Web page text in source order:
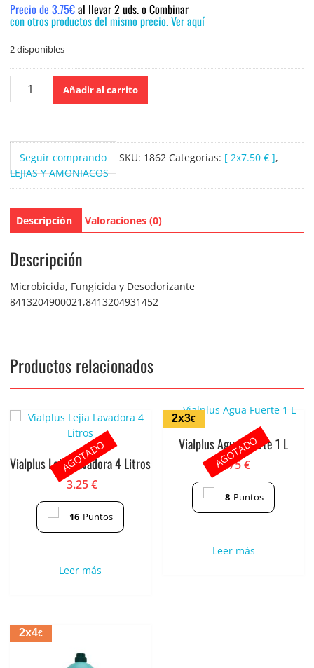
Precio de 3.75€al llevar 2 uds. o Combinar
con otros productos del mismo precio. Ver aquí
2 disponibles
Zotal
Añadir al carrito
Seguir comprando SKU: 1862 Categorías: [ 2x7.50 € ],
LEJIAS Y AMONIACOS
Descripción Valoraciones (0)
Descripción
Microbicida, Fungicida y Desodorizante
8413204900021,8413204931452
Productos relacionados
Vialplus Lejia Lavadora 4 Litros
3.25€
16 Puntos
Leer más
AGOTADO
2x3€
Vialplus Agua Fuerte 1 L
1.75€
8 Puntos
Leer más
AGOTADO
2x4€